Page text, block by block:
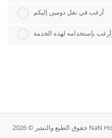
أرغب في نقل دومين إليكم
بإستخدامه لهذه الخدمة